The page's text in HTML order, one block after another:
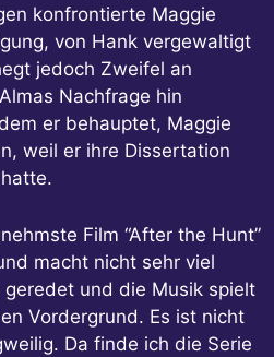
konfrontierte Maggie
von Hank vergewaltigt
jedoch Zweifel an
Nachfrage hin
er behauptet, Maggie
weil er ihre Dissertation
Film “After the Hunt”
macht nicht sehr viel
und die Musik spielt
Vordergrund. Es ist nicht
Da finde ich die Serie